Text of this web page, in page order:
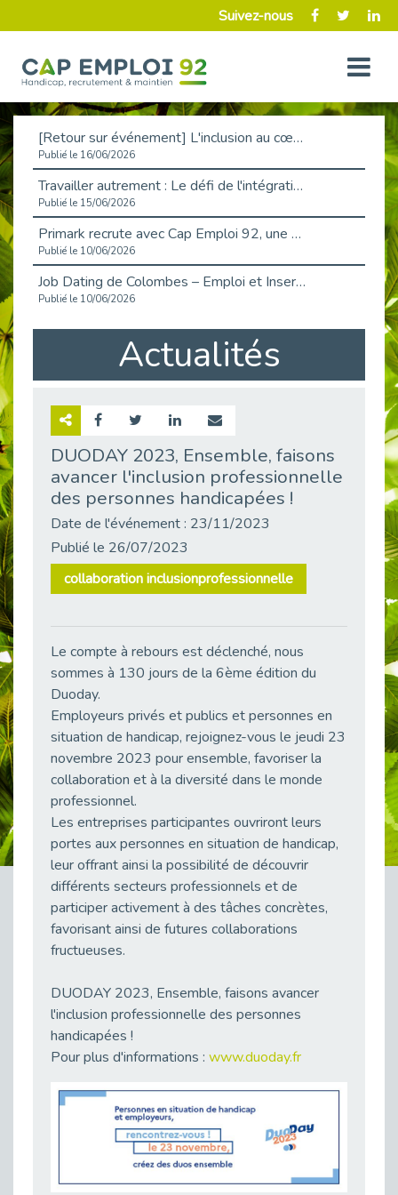
Suivez-nous
[Retour sur événement] L'inclusion au cœur de la Place de l'Emploi à La Défense !
Publié le 16/06/2026
Travailler autrement : Le défi de l'intégration des maladies chroniques en entreprise
Publié le 15/06/2026
Primark recrute avec Cap Emploi 92, une matinée couronnée de succès !
Publié le 10/06/2026
Job Dating de Colombes – Emploi et Insertion
Publié le 10/06/2026
Aborder l'entretien et la situation de handicap en toute confiance
Publié le 09/06/2026
Retour sur l’atelier « Optimiser sa recherche d’emploi »
Emploi & Handicap : Hachette Livre et Cap emploi 92 renforcent leur collaboration
Publié le 02/06/2026
Publié le 30/05/2026
« Confiance en soi et acceptation du handicap » : un levier puissant vers l’emploi
Publié le 22/05/2026
L’alternance : un levier stratégique pour recruter et inclure durablement
Fibromyalgie : Quand la douleur invisible s’invite au bureau
Publié le 12/05/2026
CAP EMPLOI 92 : L’inclusion portée à son sommet, bien au-delà des quotas
Publié le 12/05/2026
Publié le 04/05/2026
Le taux d’emploi direct dans la fonction publique dépasse 6 % en 2025
L'alternance : un tremplin vers l'emploi aussi pour les personnes en situation de handicap
Publié le 01/05/2026
Témoignage : Le parcours de Marc, 44 ans
L’Aménagement Raisonnable : Un Levier pour l’Équité
Publié le 29/04/2026
Optimiser son CV lorsqu’on est en situation de handicap
Publié le 29/04/2026
28 avril : Agir ensemble pour une culture de prévention au travail
Publié le 27/04/2026
Mobilisation pour l’alternance et le handicap
Publié le 24/04/2026
Actualités
DUODAY 2023, Ensemble, faisons
avancer l'inclusion professionnelle
des personnes handicapées !
Date de l'événement : 23/11/2023
Publié le 26/07/2023
collaboration inclusionprofessionnelle
Le compte à rebours est déclenché, nous
sommes à 130 jours de la 6ème édition du
Duoday.
Employeurs privés et publics et personnes en
situation de handicap, rejoignez-vous le jeudi 23
novembre 2023 pour ensemble, favoriser la
collaboration et à la diversité dans le monde
professionnel.
Les entreprises participantes ouvriront leurs
portes aux personnes en situation de handicap,
leur offrant ainsi la possibilité de découvrir
différents secteurs professionnels et de
participer activement à des tâches concrètes,
favorisant ainsi de futures collaborations
fructueuses.
DUODAY 2023, Ensemble, faisons avancer
l'inclusion professionnelle des personnes
handicapées !
Pour plus d'informations : www.duoday.fr